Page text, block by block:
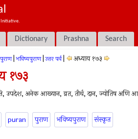
Initiative.
Dictionary Prashna Search
पुराण भविष्यपुराण उत्तर पर्व अध्याय १७३
१७३
उपदेश, अनेक आख्यान, व्रत, तीर्थ, दान, ज्योतिष अणि
puran पुराण भविष्यपुराण संस्कृत